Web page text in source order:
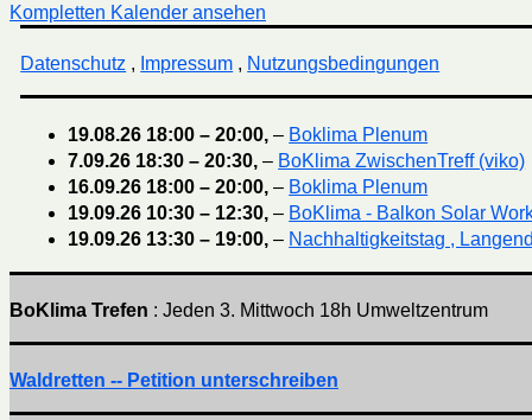
Kompletten Kalender ansehen
Datenschutz , Impressum , Nutzungsbedingungen
19.08.26 18:00 – 20:00,– Boklima Plenum
7.09.26 18:30 – 20:30,– BoKlima ZwischenTreff (viko)
16.09.26 18:00 – 20:00,– Boklima Plenum
19.09.26 10:30 – 12:30,– BoKlima - Balkon Solar
19.09.26 13:30 – 19:00,– Nachhaltigkeitstag ,
BoKlima Trefen : Jeden 3. Mittwoch 18h Umweltzentrum
Waldretten -- Petition unterschreiben